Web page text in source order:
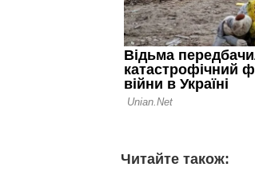
Читайте також: